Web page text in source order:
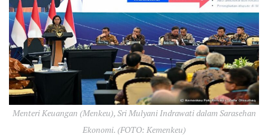
Menteri Keuangan (Menkeu), Sri Mulyani Indrawati dalam Sarasehan
Ekonomi. (FOTO: Kemenkeu)